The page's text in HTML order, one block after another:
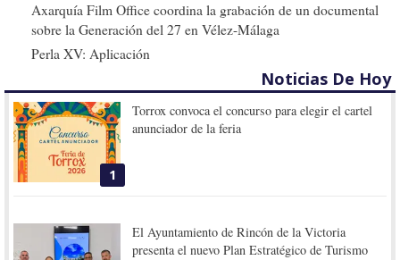
Axarquía Film Office coordina la grabación de un documental
sobre la Generación del 27 en Vélez-Málaga
Perla XV: Aplicación
Noticias De Hoy
1
Torrox convoca el concurso para elegir el cartel
anunciador de la feria
El Ayuntamiento de Rincón de la Victoria
presenta el nuevo Plan Estratégico de Turismo